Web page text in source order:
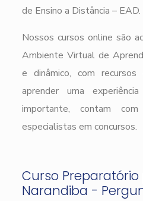
de Ensino a Distância – EAD.
Nossos cursos online são
Ambiente Virtual de
e dinâmico, com
aprender uma
importante, contam
especialistas em concursos.
Curso Preparatório
Narandiba -